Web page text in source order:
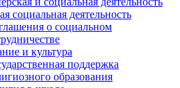
социальная деятельность
о социальном
и культура
поддержка
образования